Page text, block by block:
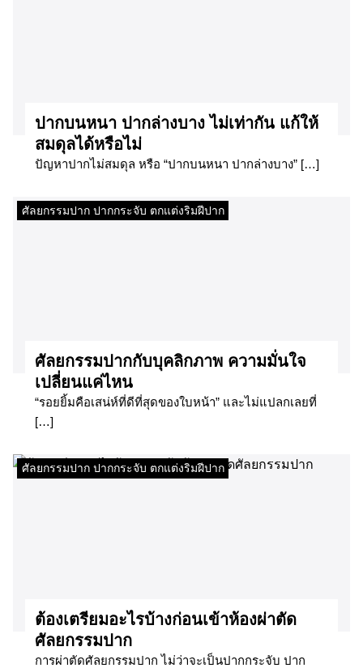
ปากบนหนา ปากล่างบาง ไม่เท่ากัน แก้ให้
สมดุลได้หรือไม่
ปัญหาปากไม่สมดุล หรือ “ปากบนหนา ปากล่างบาง” […]
ศัลยกรรมปาก ปากกระจับ ตกแต่งริมฝีปาก
ศัลยกรรมปากกับบุคลิกภาพ ความมั่นใจ
เปลี่ยนแค่ไหน
“รอยยิ้มคือเสน่ห์ที่ดีที่สุดของใบหน้า” และไม่แปลกเลยที่
[…]
ศัลยกรรมปาก ปากกระจับ ตกแต่งริมฝีปาก
ต้องเตรียมอะไรบ้างก่อนเข้าห้องผ่าตัด
ศัลยกรรมปาก
การผ่าตัดศัลยกรรมปาก ไม่ว่าจะเป็นปากกระจับ ปาก